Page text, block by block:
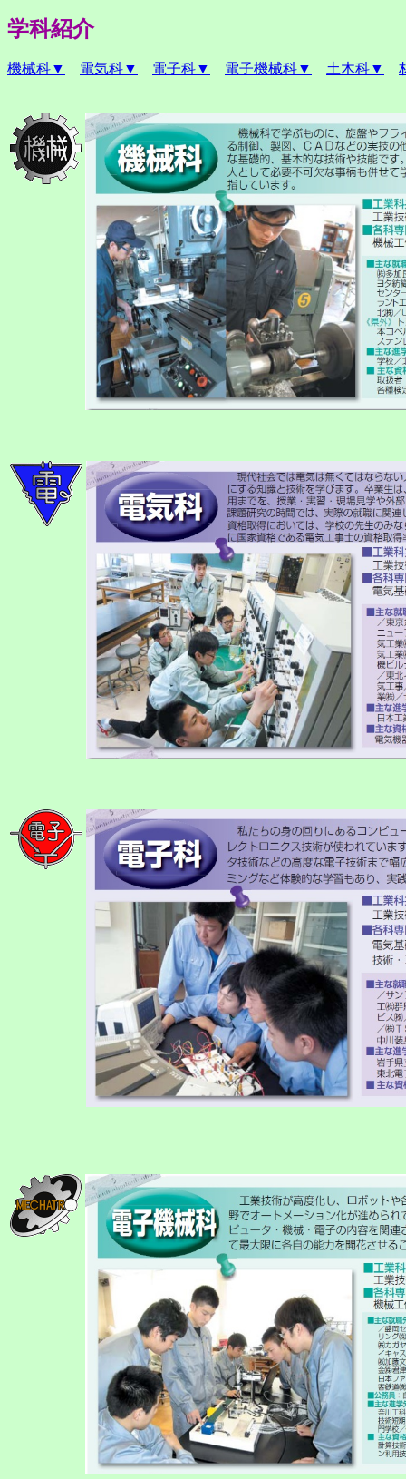
学科紹介
機械科▼ 電気科▼ 電子科▼ 電子機械科▼ 土木科▼